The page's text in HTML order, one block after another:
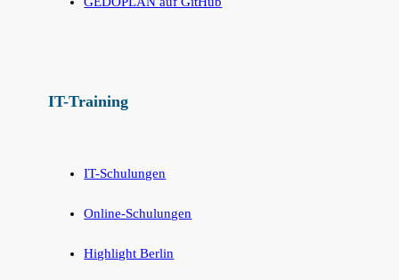
IT-Training
IT-Schulungen
Online-Schulungen
Highlight Berlin